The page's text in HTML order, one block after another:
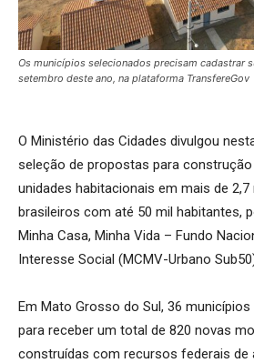
Os municípios selecionados precisam cadastrar
setembro deste ano, na plataforma TransfereGov
O Ministério das Cidades divulgou
seleção de propostas para
unidades habitacionais em mais de
brasileiros com até 50 mil habitantes,
Minha Casa, Minha Vida – Fundo
Interesse Social (MCMV-Urbano
Em Mato Grosso do Sul, 36
para receber um total de 820 novas
construídas com recursos federais de